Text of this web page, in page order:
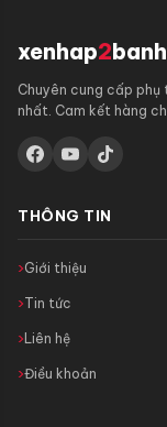
xenhap2banh
Chuyên cung cấp
nhất. Cam kết hàng
THÔNG TIN
Giới thiệu
Tin tức
Liên hệ
Điều khoản